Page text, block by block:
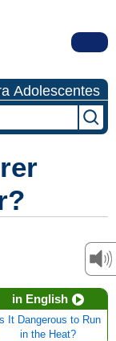
Adolescentes
in English
Is It Dangerous to Run
in the Heat?